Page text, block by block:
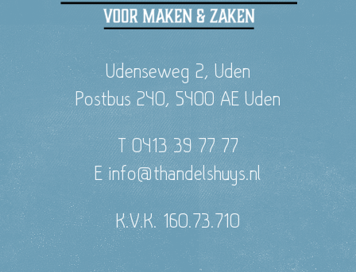
Udenseweg 2, Uden
Postbus 240, 5400 AE Uden
T 0413 39 77 77
E info@thandelshuys.nl
K.V.K. 160.73.710